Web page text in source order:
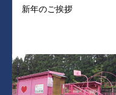
新年のご挨拶